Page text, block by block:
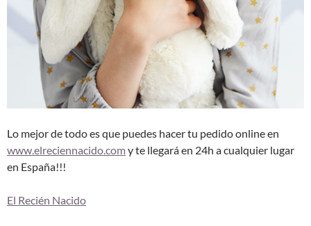
Lo mejor de todo es que puedes hacer tu pedido online en
www.elreciennacido.comy te llegará en 24h a cualquier lugar
en España!!!
El Recién Nacido